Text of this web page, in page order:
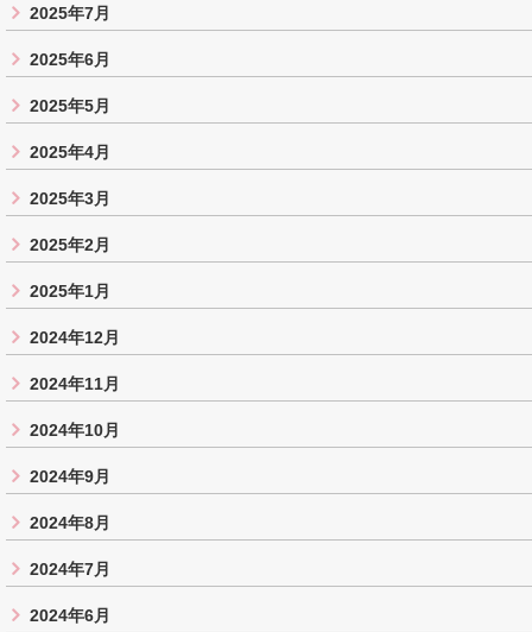
2025年7月
2025年6月
2025年5月
2025年4月
2025年3月
2025年2月
2025年1月
2024年12月
2024年11月
2024年10月
2024年9月
2024年8月
2024年7月
2024年6月